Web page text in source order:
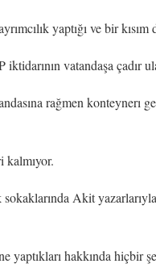
yaptığı ve bir kısım
vatandaşa çadır
rağmen konteynerı
kalmıyor.
Akit
yaptıkları hakkında hiçbir